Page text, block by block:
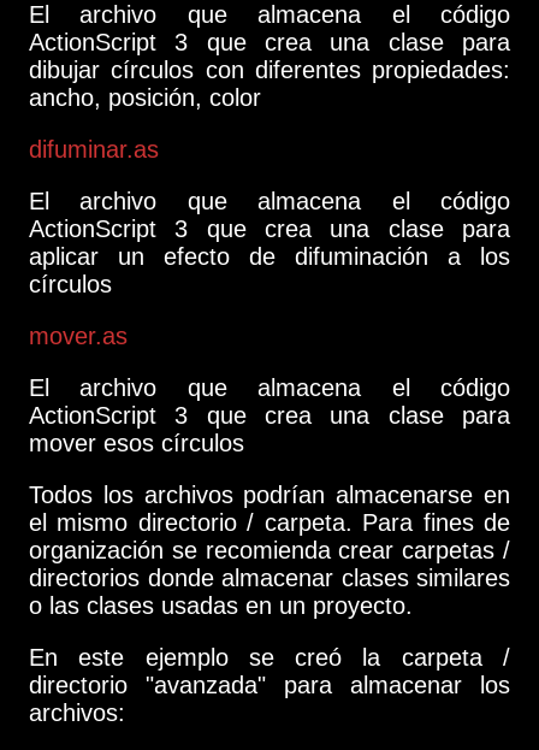
El archivo que almacena el código
ActionScript 3 que crea una clase para
dibujar círculos con diferentes propiedades:
ancho, posición, color
difuminar.as
El archivo que almacena el código
ActionScript 3 que crea una clase para
aplicar un efecto de difuminación a los
círculos
mover.as
El archivo que almacena el código
ActionScript 3 que crea una clase para
mover esos círculos
Todos los archivos podrían almacenarse en
el mismo directorio / carpeta. Para fines de
organización se recomienda crear carpetas /
directorios donde almacenar clases similares
o las clases usadas en un proyecto.
En este ejemplo se creó la carpeta /
directorio "avanzada" para almacenar los
archivos: